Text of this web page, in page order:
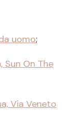
uomo;
Sun On The
Via Veneto